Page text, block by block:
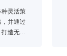
种灵活策
并通过
造无人